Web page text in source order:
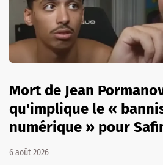
Mort de Jean
qu'implique le «
numérique » pour
6 août 2026